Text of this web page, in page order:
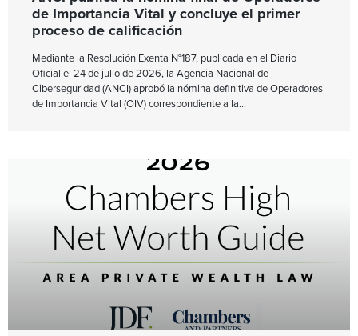
de Importancia Vital y concluye el primer
proceso de calificación
Mediante la Resolución Exenta N°187, publicada en el Diario
Oficial el 24 de julio de 2026, la Agencia Nacional de
Ciberseguridad (ANCI) aprobó la nómina definitiva de Operadores
de Importancia Vital (OIV) correspondiente a la